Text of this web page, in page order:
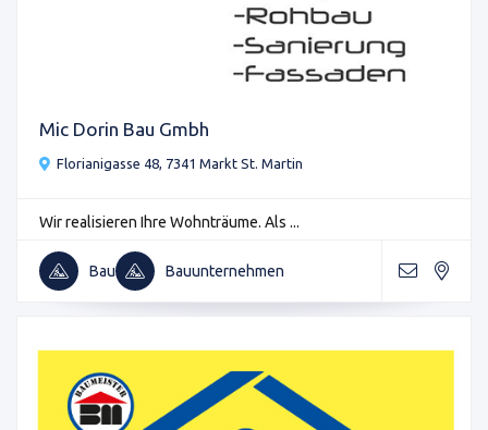
Mic Dorin Bau Gmbh
Florianigasse 48, 7341 Markt St. Martin
Wir realisieren Ihre Wohnträume. Als ...
Bau Bauunternehmen